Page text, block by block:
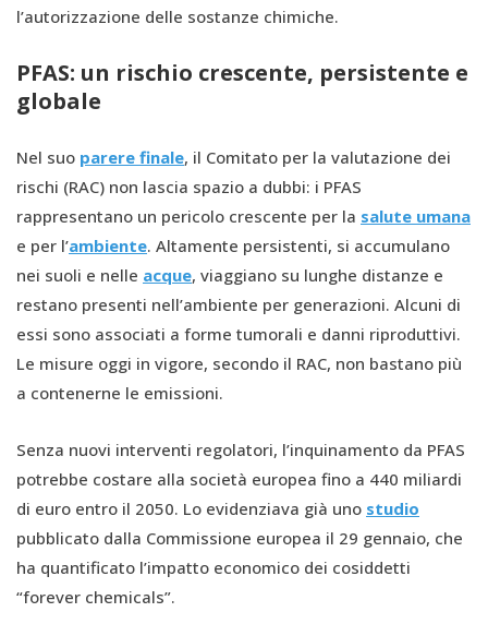
l’autorizzazione delle sostanze chimiche.
PFAS: un rischio crescente, persistente e
globale
Nel suo parere finale, il Comitato per la valutazione dei
rischi (RAC) non lascia spazio a dubbi: i PFAS
rappresentano un pericolo crescente per la salute umana
e per l’ambiente. Altamente persistenti, si accumulano
nei suoli e nelle acque, viaggiano su lunghe distanze e
restano presenti nell’ambiente per generazioni. Alcuni di
essi sono associati a forme tumorali e danni riproduttivi.
Le misure oggi in vigore, secondo il RAC, non bastano più
a contenerne le emissioni.
Senza nuovi interventi regolatori, l’inquinamento da PFAS
potrebbe costare alla società europea fino a 440 miliardi
di euro entro il 2050. Lo evidenziava già uno studio
pubblicato dalla Commissione europea il 29 gennaio, che
ha quantificato l’impatto economico dei cosiddetti
“forever chemicals”.